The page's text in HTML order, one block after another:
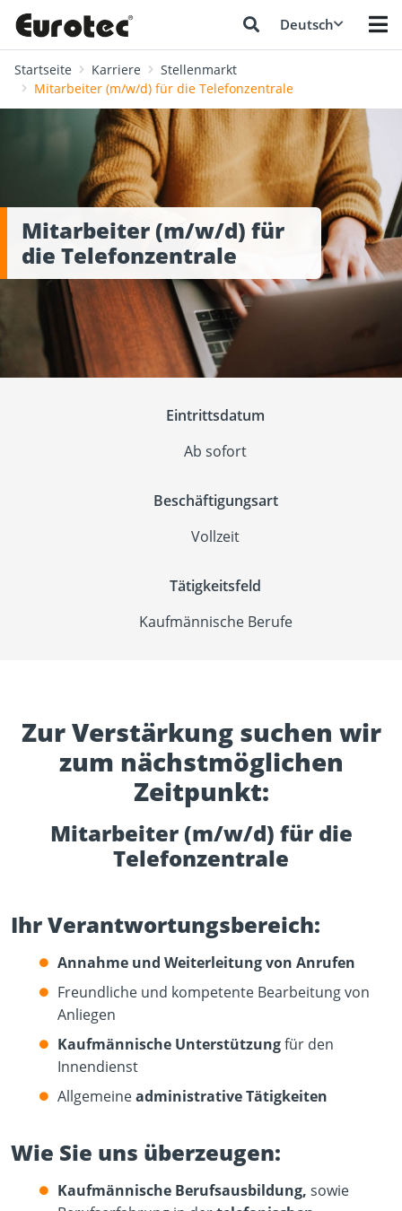
Deutsch
Startseite Karriere
Stellenmarkt
Mitarbeiter (m/w/d) für die Telefonzentrale
Mitarbeiter (m/w/d) für
die Telefonzentrale
Eintrittsdatum
Ab sofort
Beschäftigungsart
Vollzeit
Tätigkeitsfeld
Kaufmännische Berufe
Zur Verstärkung suchen wir
zum nächstmöglichen
Zeitpunkt:
Mitarbeiter (m/w/d) für die
Telefonzentrale
Ihr Verantwortungsbereich:
Annahme und Weiterleitung von Anrufen
Freundliche und kompetente Bearbeitung von
Anliegen
Kaufmännische Unterstützungfür den
Innendienst
Allgemeineadministrative Tätigkeiten
Wie Sie uns überzeugen:
Kaufmännische Berufsausbildung, sowie